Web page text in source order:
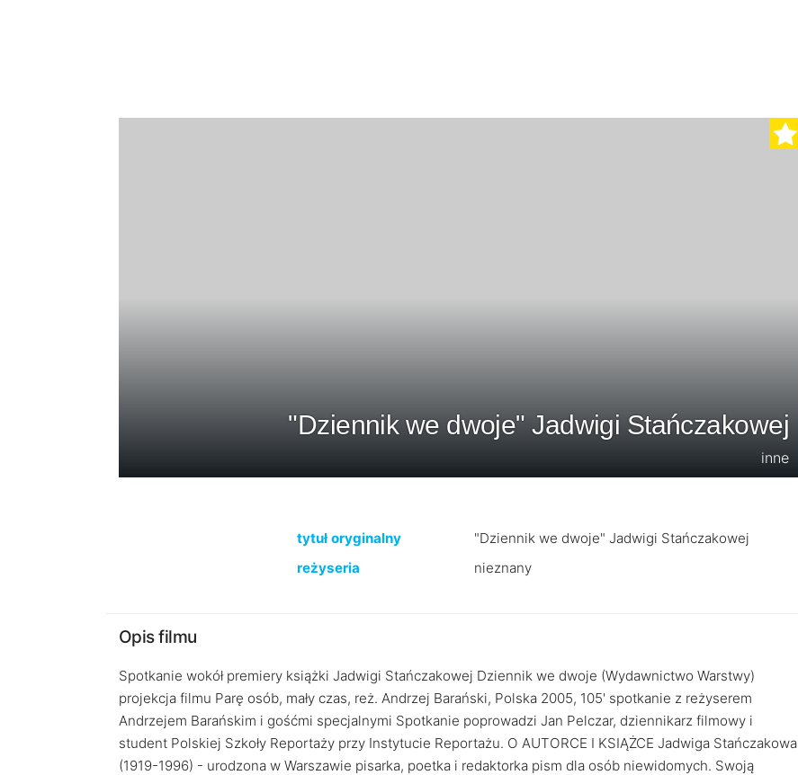
"Dziennik we dwoje" Jadwigi Stańczakowej
inne
tytuł oryginalny
"Dziennik we dwoje" Jadwigi Stańczakowej
reżyseria
nieznany
Opis filmu
Spotkanie wokół premiery książki Jadwigi Stańczakowej Dziennik we dwoje (Wydawnictwo Warstwy)
projekcja filmu Parę osób, mały czas, reż. Andrzej Barański, Polska 2005, 105' spotkanie z reżyserem
Andrzejem Barańskim i gośćmi specjalnymi Spotkanie poprowadzi Jan Pelczar, dziennikarz filmowy i
student Polskiej Szkoły Reportaży przy Instytucie Reportażu. O AUTORCE I KSIĄŻCE Jadwiga Stańczakowa
(1919-1996) - urodzona w Warszawie pisarka, poetka i redaktorka pism dla osób niewidomych. Swoją